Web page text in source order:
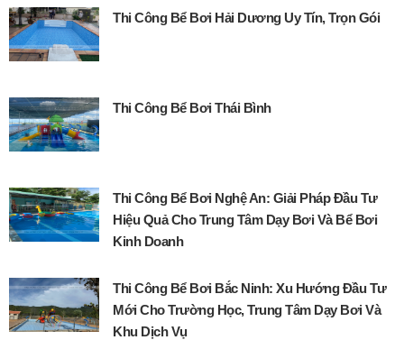
Thi Công Bể Bơi Hải Dương Uy Tín, Trọn Gói
Thi Công Bể Bơi Thái Bình
Thi Công Bể Bơi Nghệ An: Giải Pháp Đầu Tư
Hiệu Quả Cho Trung Tâm Dạy Bơi Và Bể Bơi
Kinh Doanh
Thi Công Bể Bơi Bắc Ninh: Xu Hướng Đầu Tư
Mới Cho Trường Học, Trung Tâm Dạy Bơi Và
Khu Dịch Vụ